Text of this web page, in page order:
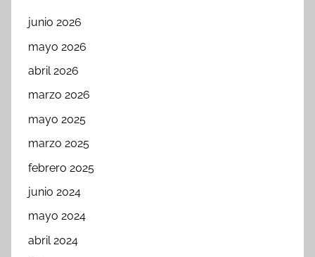
junio 2026
mayo 2026
abril 2026
marzo 2026
mayo 2025
marzo 2025
febrero 2025
junio 2024
mayo 2024
abril 2024